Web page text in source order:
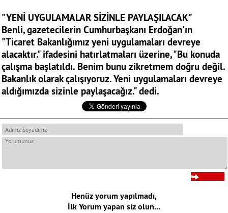
"YENİ UYGULAMALAR SİZİNLE PAYLAŞILACAK"
Benli, gazetecilerin Cumhurbaşkanı Erdoğan'ın
"Ticaret Bakanlığımız yeni uygulamaları devreye
alacaktır." ifadesini hatırlatmaları üzerine, "Bu konuda
çalışma başlatıldı. Benim bunu zikretmem doğru değil.
Bakanlık olarak çalışıyoruz. Yeni uygulamaları devreye
aldığımızda sizinle paylaşacağız." dedi.
Henüz yorum yapılmadı,
İlk Yorum yapan siz olun...